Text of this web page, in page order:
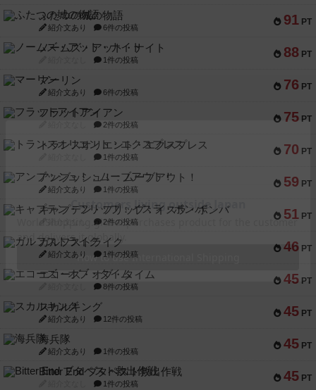
91 PT
ふたつの城の物語
紹介文あり 6件の投稿
88 PT
ノームズ・アット・ナイト
1件の投稿
76 PT
マーリン
紹介文あり 6件の投稿
75 PT
フラットアイアン
2件の投稿
70 PT
トランスオリエント・エクスプレス
1件の投稿
59 PT
アンブッシュ！：ムーブアウト！
紹介文あり 1件の投稿
51 PT
キャプテン・フリップ：イスラ・ボンバ
2件の投稿
46 PT
ガルフストライク
紹介文あり 1件の投稿
45 PT
エコーズ・オブ・タイム
8件の投稿
45 PT
スカルキング
紹介文あり 12件の投稿
45 PT
海兵隊
紹介文あり 1件の投稿
45 PT
Bitter End ブタペスト救出作戦
1件の投稿